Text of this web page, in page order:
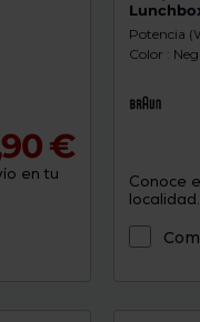
€
en tu
Potencia
Color :
Conoce